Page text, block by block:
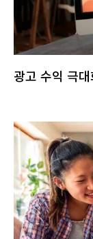
광고 수익 극